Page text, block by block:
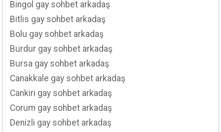
Bingol gay sohbet arkadaş
Bitlis gay sohbet arkadaş
Bolu gay sohbet arkadaş
Burdur gay sohbet arkadaş
Bursa gay sohbet arkadaş
Canakkale gay sohbet arkadaş
Cankiri gay sohbet arkadaş
Corum gay sohbet arkadaş
Denizli gay sohbet arkadaş